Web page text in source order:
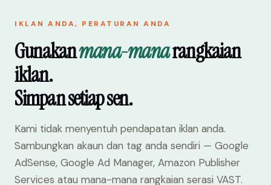
IKLAN ANDA, PERATURAN ANDA
Gunakanmana-manarangkaian
iklan.
Simpan setiap sen.
Kami tidak menyentuh pendapatan iklan anda.
Sambungkan akaun dan tag anda sendiri — Google
AdSense, Google Ad Manager, Amazon Publisher
Services atau mana-mana rangkaian serasi VAST.